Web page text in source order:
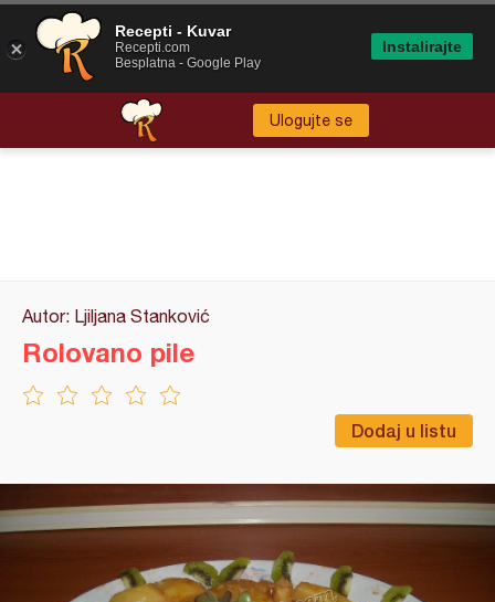
Ulogujte se
Autor: Ljiljana Stanković
Dodaj u listu
Rolovano pile
Recepti - Kuvar
Recepti.com
Besplatna - Google Play
Instalirajte